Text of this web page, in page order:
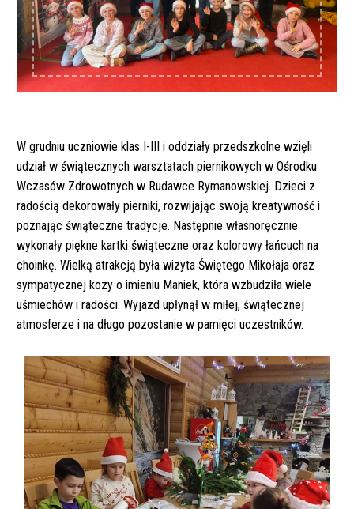
W grudniu uczniowie klas I-III i oddziały przedszkolne wzięli
udział w świątecznych warsztatach piernikowych w Ośrodku
Wczasów Zdrowotnych w Rudawce Rymanowskiej. Dzieci z
radością dekorowały pierniki, rozwijając swoją kreatywność i
poznając świąteczne tradycje. Następnie własnoręcznie
wykonały piękne kartki świąteczne oraz kolorowy łańcuch na
choinkę. Wielką atrakcją była wizyta Świętego Mikołaja oraz
sympatycznej kozy o imieniu Maniek, która wzbudziła wiele
uśmiechów i radości. Wyjazd upłynął w miłej, świątecznej
atmosferze i na długo pozostanie w pamięci uczestników.